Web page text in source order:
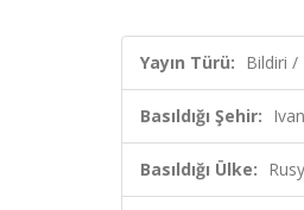
Yayın Türü: Bildiri /
Basıldığı Şehir:
Basıldığı Ülke: